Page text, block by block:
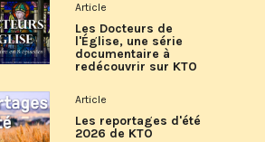
Article
Les Docteurs de
l'Église, une série
documentaire à
redécouvrir sur KTO
Article
Les reportages d'été
2026 de KTO